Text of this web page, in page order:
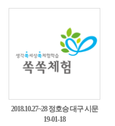
2018.10.27~28 정호승 대구 시문
학투어14
19-01-18